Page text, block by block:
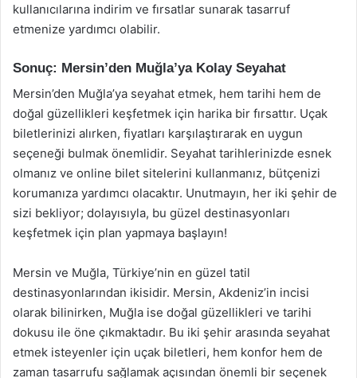
kullanıcılarına indirim ve fırsatlar sunarak tasarruf
etmenize yardımcı olabilir.
Sonuç: Mersin’den Muğla’ya Kolay Seyahat
Mersin’den Muğla’ya seyahat etmek, hem tarihi hem de
doğal güzellikleri keşfetmek için harika bir fırsattır. Uçak
biletlerinizi alırken, fiyatları karşılaştırarak en uygun
seçeneği bulmak önemlidir. Seyahat tarihlerinizde esnek
olmanız ve online bilet sitelerini kullanmanız, bütçenizi
korumanıza yardımcı olacaktır. Unutmayın, her iki şehir de
sizi bekliyor; dolayısıyla, bu güzel destinasyonları
keşfetmek için plan yapmaya başlayın!
Mersin ve Muğla, Türkiye’nin en güzel tatil
destinasyonlarından ikisidir. Mersin, Akdeniz’in incisi
olarak bilinirken, Muğla ise doğal güzellikleri ve tarihi
dokusu ile öne çıkmaktadır. Bu iki şehir arasında seyahat
etmek isteyenler için uçak biletleri, hem konfor hem de
zaman tasarrufu sağlamak açısından önemli bir seçenek